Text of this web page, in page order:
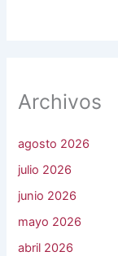
Archivos
agosto 2026
julio 2026
junio 2026
mayo 2026
abril 2026